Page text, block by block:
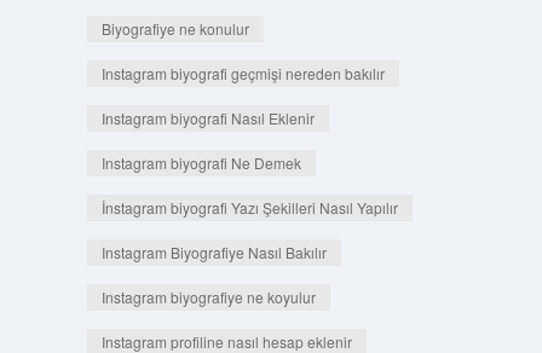
Biyografiye ne konulur
Instagram biyografi geçmişi nereden bakılır
Instagram biyografi Nasıl Eklenir
Instagram biyografi Ne Demek
İnstagram biyografi Yazı Şekilleri Nasıl Yapılır
Instagram Biyografiye Nasıl Bakılır
Instagram biyografiye ne koyulur
Instagram profiline nasıl hesap eklenir